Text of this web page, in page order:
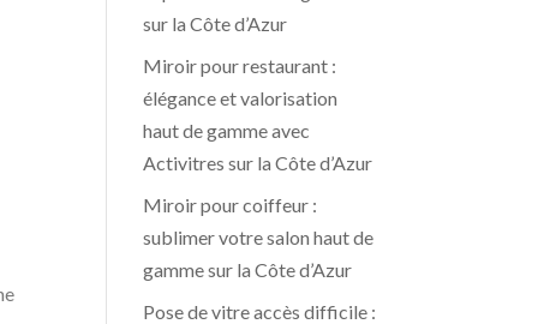
sur la Côte d’Azur
Miroir pour restaurant :
élégance et valorisation
haut de gamme avec
Activitres sur la Côte d’Azur
Miroir pour coiffeur :
sublimer votre salon haut de
gamme sur la Côte d’Azur
Pose de vitre accès difficile :